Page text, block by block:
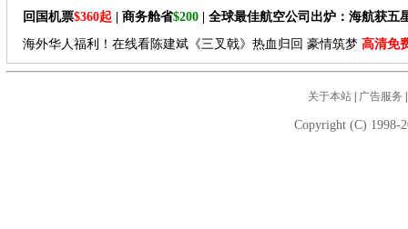
回国机票$360起 | 商务舱省$200 | 全球最佳航空公司出炉：海航获五
海外华人福利！在线看陈建斌《三叉戟》热血归回 豪情筑梦 高清免
关于本站| 广告服务
Copyright (C) 1998-